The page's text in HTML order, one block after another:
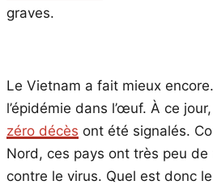
graves.
Le Vietnam a fait mieux
l’épidémie dans l’œuf. À ce
zéro décès ont été signalés.
Nord, ces pays ont très peu
contre le virus. Quel est donc